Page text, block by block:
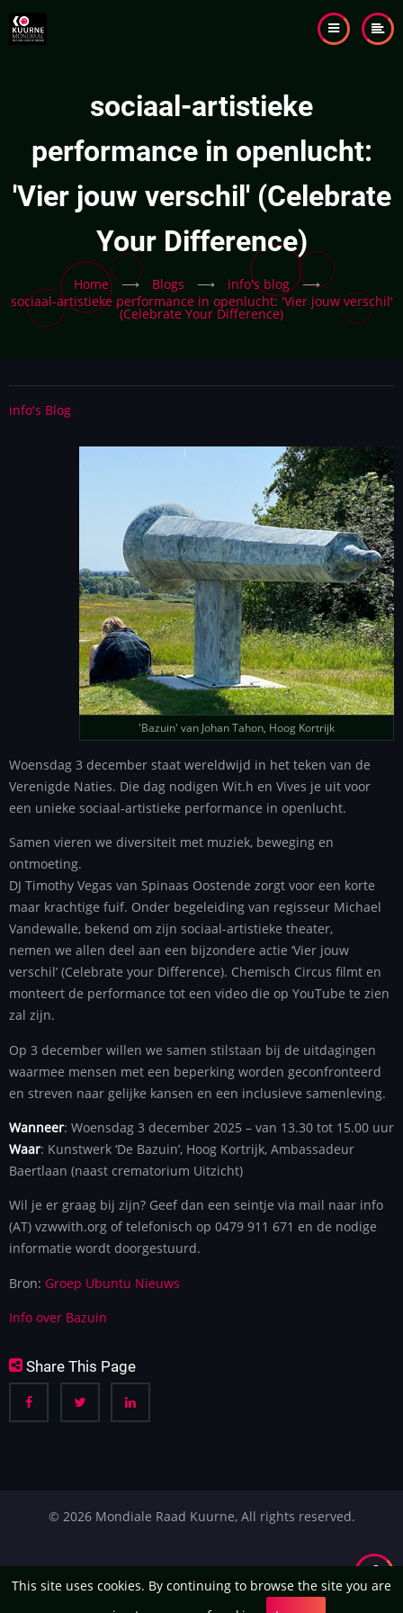
sociaal-artistieke
performance in openlucht:
'Vier jouw verschil' (Celebrate
Your Difference)
Home ⟶ Blogs ⟶ info's blog
⟶
sociaal-artistieke performance in openlucht: 'Vier jouw verschil'
(Celebrate Your Difference)
info's Blog
'Bazuin' van Johan Tahon, Hoog Kortrijk
Woensdag 3 december staat wereldwijd in het teken van de
Verenigde Naties. Die dag nodigen Wit.h en Vives je uit voor
een unieke sociaal-artistieke performance in openlucht.
Samen vieren we diversiteit met muziek, beweging en
ontmoeting.
DJ Timothy Vegas van Spinaas Oostende zorgt voor een korte
maar krachtige fuif. Onder begeleiding van regisseur Michael
Vandewalle, bekend om zijn sociaal-artistieke theater,
nemen we allen deel aan een bijzondere actie ‘Vier jouw
verschil’ (Celebrate your Difference). Chemisch Circus filmt en
monteert de performance tot een video die op YouTube te zien
zal zijn.
Op 3 december willen we samen stilstaan bij de uitdagingen
waarmee mensen met een beperking worden geconfronteerd
en streven naar gelijke kansen en een inclusieve samenleving.
Wanneer: Woensdag 3 december 2025 – van 13.30 tot 15.00 uur
Waar: Kunstwerk ‘De Bazuin’, Hoog Kortrijk, Ambassadeur
Baertlaan (naast crematorium Uitzicht)
Wil je er graag bij zijn? Geef dan een seintje via mail naar info
(AT) vzwwith.org of telefonisch op 0479 911 671 en de nodige
informatie wordt doorgestuurd.
Bron: Groep Ubuntu Nieuws
Info over Bazuin
Share This Page
© 2026 Mondiale Raad Kuurne, All rights reserved.
This site uses cookies. By continuing to browse the site you are